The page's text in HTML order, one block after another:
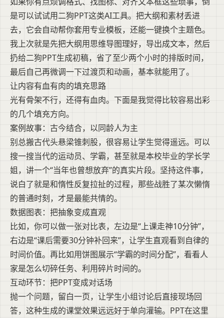
是可以试试用二狗PPT这类AI工具。把大纲和素材丢进
去，它会自动帮你套用专业模板，还能一键换个主题色。
我上次就是先把大纲用思维导图理好，导出成文本，然后
扔给二狗PPT生成初稿，省了至少两个小时的排版时间，
最后自己再微调一下过渡页和动画，基本就能用了。
让内容有血有肉的填充思路
光有骨架不行，还得有血肉。下面是我觉得比较容易出彩
的几个填充方向。
案例故事：古今结合，以同龄人为主
别总搬古代头悬梁锥刺股，很容易让学生觉得遥远。可以
搜一搜当代的运动员、学霸，甚至就是本校毕业的学长学
姐，讲一个“当年也曾想放弃”的真实片段。坚持这件事，
说白了就是和惰性反复拉扯的过程，那些战胜了某次懒惰
的普通时刻，才是最能共情的。
数据图表：把抽象变成直观
比如，你可以做一张对比表，左边是“上课走神10分钟”，
右边是“课后需要30分钟补回来”，让学生直观看到自律的
时间价值。再比如用饼图展示“学霸的时间分配”，看看人
家是怎么切碎任务、利用碎片时间的。
互动环节：把PPT变成对话场
抛一个问题，留白一页，让学生小组讨论后直接现场回
答，这种生成的课堂效果远远好于单向灌输。PPT在这里